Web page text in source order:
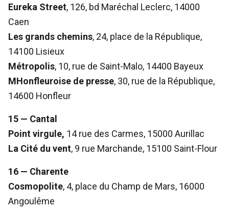
Eureka Street, 126, bd Maréchal Leclerc, 14000
Caen
Les grands chemins, 24, place de la République,
14100 Lisieux
Métropolis, 10, rue de Saint-Malo, 14400 Bayeux
MHonfleuroise de presse, 30, rue de la République,
14600 Honfleur
15 — Cantal
Point virgule, 14 rue des Carmes, 15000 Aurillac
La Cité du vent, 9 rue Marchande, 15100 Saint-Flour
16 — Charente
Cosmopolite, 4, place du Champ de Mars, 16000
Angoulême